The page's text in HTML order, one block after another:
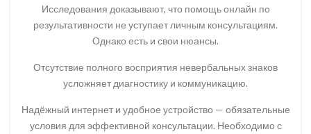
Исследования доказывают, что помощь онлайн по
результативности не уступает личным консультациям.
Однако есть и свои нюансы.
Отсутствие полного восприятия невербальных знаков
усложняет диагностику и коммуникацию.
Надёжный интернет и удобное устройство — обязательные
условия для эффективной консультации. Необходимо с